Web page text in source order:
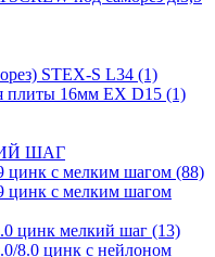
STEX-S L34 (1)
плиты 16мм EX D15 (1)
ШАГ
цинк с мелким шагом (88)
цинк с мелким шагом
цинк мелкий шаг (13)
8.0 цинк с нейлоном